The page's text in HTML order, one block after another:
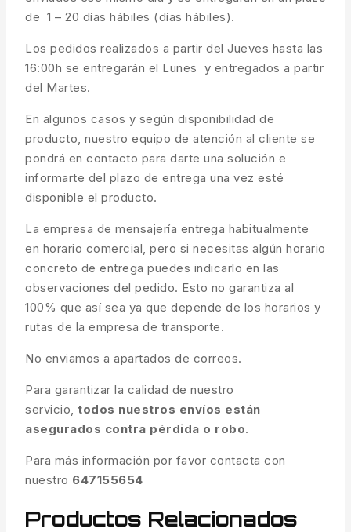
de 1 – 20 días hábiles (días hábiles).
Los pedidos realizados a partir del Jueves hasta las
16:00h se entregarán el Lunes y entregados a partir
del Martes.
En algunos casos y según disponibilidad de
producto, nuestro equipo de atención al cliente se
pondrá en contacto para darte una solución e
informarte del plazo de entrega una vez esté
disponible el producto.
La empresa de mensajería entrega habitualmente
en horario comercial, pero si necesitas algún horario
concreto de entrega puedes indicarlo en las
observaciones del pedido. Esto no garantiza al
100% que así sea ya que depende de los horarios y
rutas de la empresa de transporte.
No enviamos a apartados de correos.
Para garantizar la calidad de nuestro
servicio, todos nuestros envíos están
asegurados contra pérdida o robo.
Para más información por favor contacta con
nuestro 647155654
Productos Relacionados